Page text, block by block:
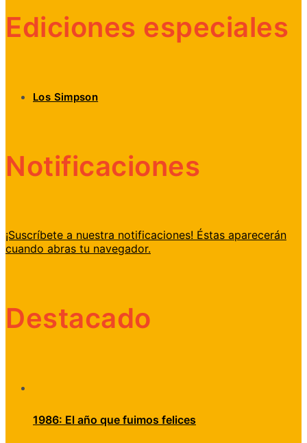
Ediciones especiales
Los Simpson
Notificaciones
¡Suscríbete a nuestra notificaciones! Éstas aparecerán
cuando abras tu navegador.
Destacado
1986: El año que fuimos felices